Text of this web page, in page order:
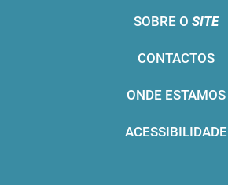
SOBRE O SITE
CONTACTOS
ONDE ESTAMOS
ACESSIBILIDADE